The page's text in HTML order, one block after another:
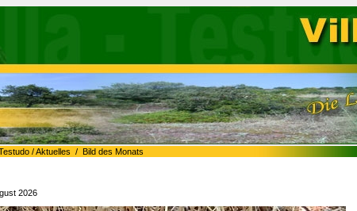
/Aktuelles / Bild des Monats
2026